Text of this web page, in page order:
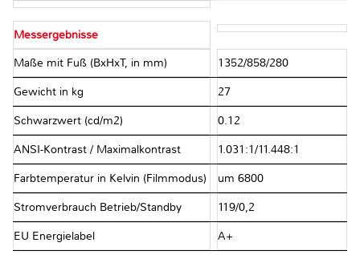
Messergebnisse
Maße mit Fuß (BxHxT, in mm) 1352/858/280
Gewicht in kg 27
Schwarzwert (cd/m2) 0.12
ANSI-Kontrast / Maximalkontrast 1.031:1/11.448:1
Farbtemperatur in Kelvin (Filmmodus) um 6800
Stromverbrauch Betrieb/Standby 119/0,2
EU Energielabel A+